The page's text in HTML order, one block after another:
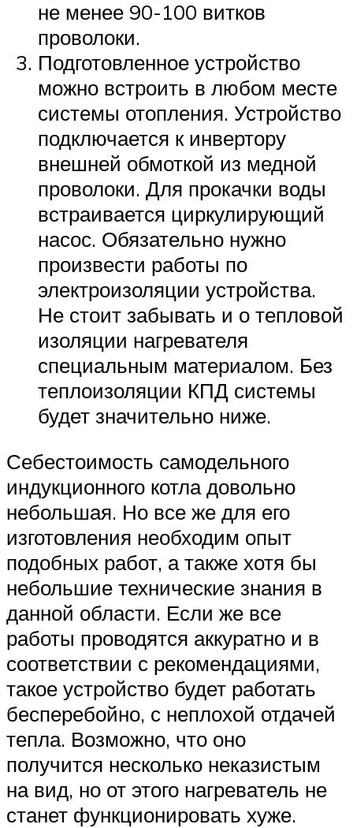
не менее 90-100 витков
проволоки.
Подготовленное устройство
можно встроить в любом месте
системы отопления. Устройство
подключается к инвертору
внешней обмоткой из медной
проволоки. Для прокачки воды
встраивается циркулирующий
насос. Обязательно нужно
произвести работы по
электроизоляции устройства.
Не стоит забывать и о тепловой
изоляции нагревателя
специальным материалом. Без
теплоизоляции КПД системы
будет значительно ниже.
Себестоимость самодельного
индукционного котла довольно
небольшая. Но все же для его
изготовления необходим опыт
подобных работ, а также хотя бы
небольшие технические знания в
данной области. Если же все
работы проводятся аккуратно и в
соответствии с рекомендациями,
такое устройство будет работать
бесперебойно, с неплохой отдачей
тепла. Возможно, что оно
получится несколько неказистым
на вид, но от этого нагреватель не
станет функционировать хуже.